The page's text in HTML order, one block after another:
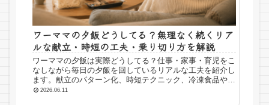
ワーママの夕飯どうしてる？無理なく続くリア
ルな献立・時短の工夫・乗り切り方を解説
ワーママの夕飯は実際どうしてる？仕事・家事・育児をこ
なしながら毎日の夕飯を回しているリアルな工夫を紹介し
ます。献立のパターン化、時短テクニック、冷凍食品や作
り置きの活用法、しんどい日の乗り切り方までわかりやす
2026.06.11